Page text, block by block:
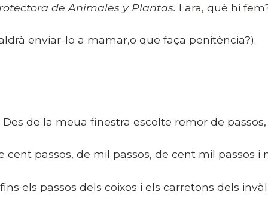
de Animales y Plantas. I ara, què hi
enviar-lo a mamar,o que faça penitència?).
de la meua finestra escolte remor de passos,
cent passos, de mil passos, de cent mil passos i
els passos dels coixos i els carretons dels